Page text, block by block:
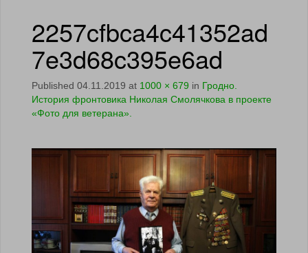
2257cfbca4c41352ad
7e3d68c395e6ad
Published 04.11.2019 at 1000 × 679 in Гродно.
История фронтовика Николая Смолячкова в проекте
«Фото для ветерана».